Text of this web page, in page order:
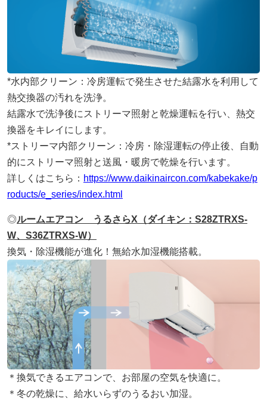
*水内部クリーン：冷房運転で発生させた結露水を利用して
熱交換器の汚れを洗浄。
結露水で洗浄後にストリーマ照射と乾燥運転を行い、熱交
換器をキレイにします。
*ストリーマ内部クリーン：冷房・除湿運転の停止後、自動
的にストリーマ照射と送風・暖房で乾燥を行います。
詳しくはこちら： https://www.daikinaircon.com/kabekake/p
roducts/e_series/index.html
◎ルームエアコン うるさらX（ダイキン：S28ZTRXS-
W、S36ZTRXS-W）
換気・除湿機能が進化！無給水加湿機能搭載。
＊換気できるエアコンで、お部屋の空気を快適に。
＊冬の乾燥に、給水いらずのうるおい加湿。